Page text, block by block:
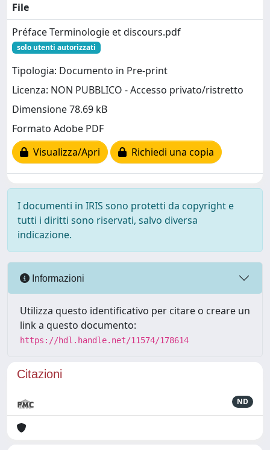
File
Préface Terminologie et discours.pdf
solo utenti autorizzati
Tipologia: Documento in Pre-print
Licenza: NON PUBBLICO - Accesso privato/ristretto
Dimensione 78.69 kB
Formato Adobe PDF
Visualizza/Apri
Richiedi una copia
I documenti in IRIS sono protetti da copyright e
tutti i diritti sono riservati, salvo diversa
indicazione.
Informazioni
Utilizza questo identificativo per citare o creare un
link a questo documento:
https://hdl.handle.net/11574/178614
Citazioni
ND